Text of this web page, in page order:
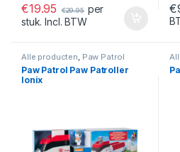
€19.95 €29.95 per
stuk. Incl. BTW
€
Alle producten, Paw Patrol
Paw Patrol Paw Patroller
Ionix